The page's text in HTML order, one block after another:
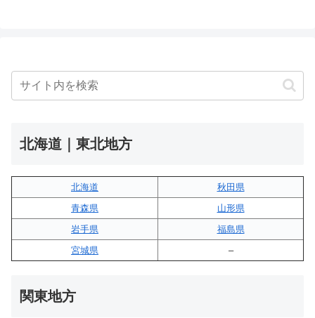
北海道｜東北地方
北海道
秋田県
青森県
山形県
岩手県
福島県
宮城県
–
関東地方